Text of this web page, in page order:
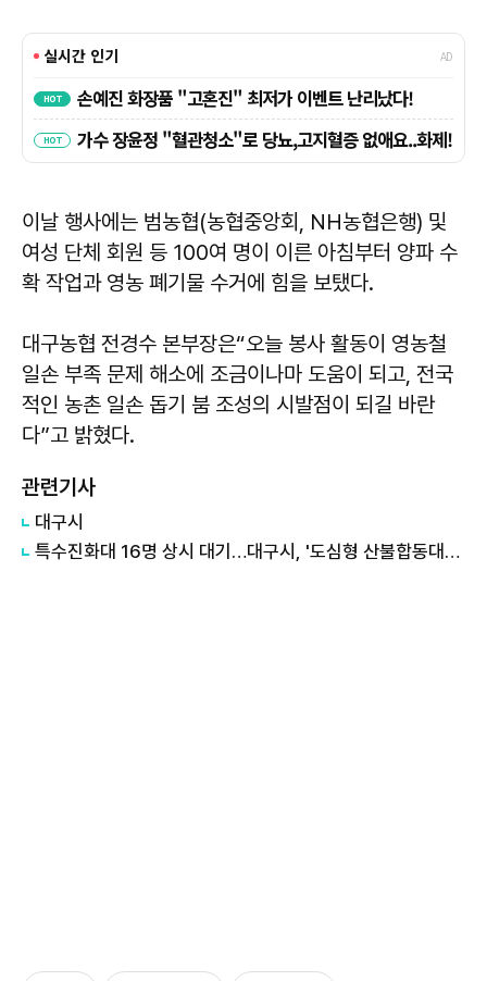
이날 행사에는 범농협(농협중앙회, NH농협은행) 및
여성 단체 회원 등 100여 명이 이른 아침부터 양파 수
확 작업과 영농 폐기물 수거에 힘을 보탰다.
대구농협 전경수 본부장은“오늘 봉사 활동이 영농철
일손 부족 문제 해소에 조금이나마 도움이 되고, 전국
적인 농촌 일손 돕기 붐 조성의 시발점이 되길 바란
다”고 밝혔다.
관련기사
대구시
특수진화대 16명 상시 대기…대구시, '도심형 산불합동대응센터 11월' 가동